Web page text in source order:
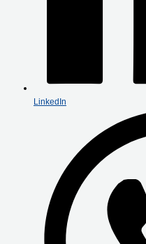
LinkedIn